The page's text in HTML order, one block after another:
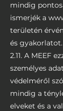
mindig
ismerjék a
területén
és gyakorlatot.
2.11. A MEEF
személyes
védelméről
mindig a
elveket és a